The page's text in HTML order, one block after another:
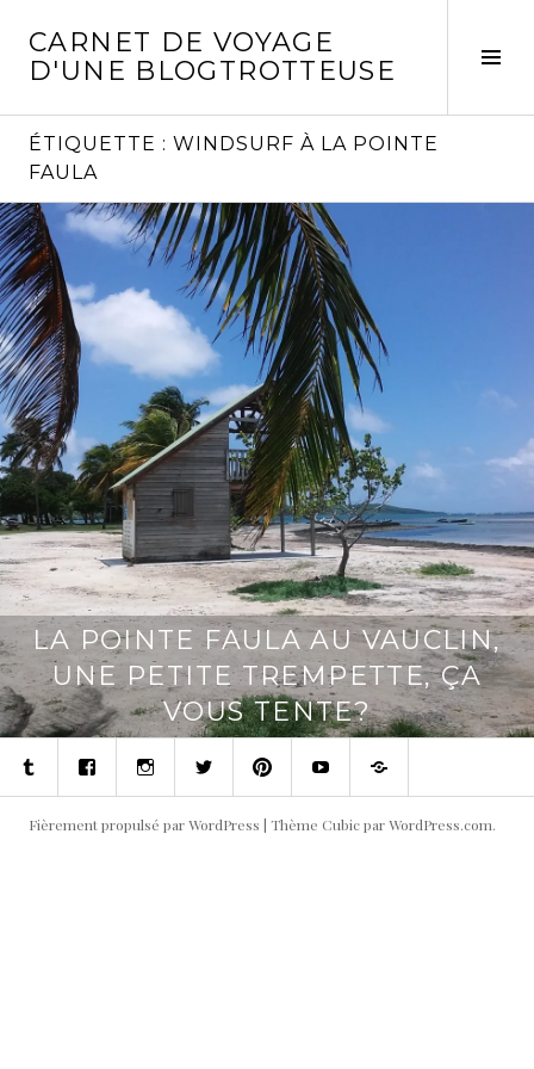
contenu
CARNET DE VOYAGE
D'UNE BLOGTROTTEUSE
ÉTIQUETTE : WINDSURF À LA POINTE
FAULA
LA POINTE FAULA AU VAUCLIN,
UNE PETITE TREMPETTE, ÇA
VOUS TENTE?
TumblrFacebookInstagramTwitterPinterestYoutubeContact
Fièrement propulsé par WordPress | Thème Cubic parWordPress.com.